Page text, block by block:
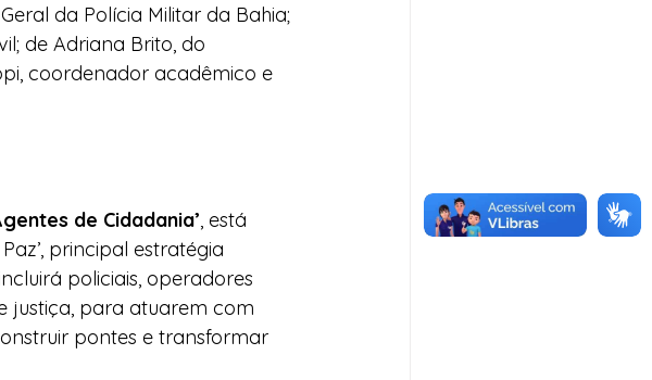
da Polícia Militar da Bahia;
de Adriana Brito, do
coordenador acadêmico e
de Cidadania’, está
principal estratégia
policiais, operadores
justiça, para atuarem com
pontes e transformar